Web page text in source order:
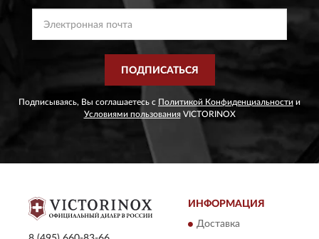
ПОДПИСАТЬСЯ
Подписываясь, Вы соглашаетесь с Политикой Конфиденциальности и
Условиями пользованияVICTORINOX
ИНФОРМАЦИЯ
Доставка